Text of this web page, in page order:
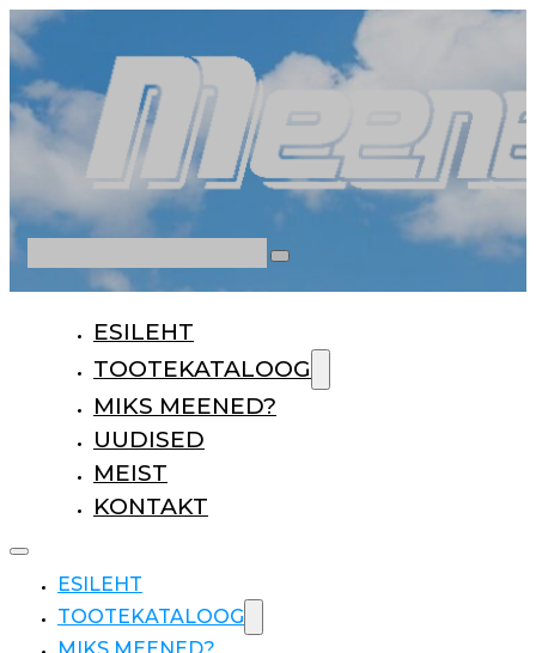
ESILEHT
TOOTEKATALOOG
MIKS MEENED?
UUDISED
MEIST
KONTAKT
ESILEHT
TOOTEKATALOOG